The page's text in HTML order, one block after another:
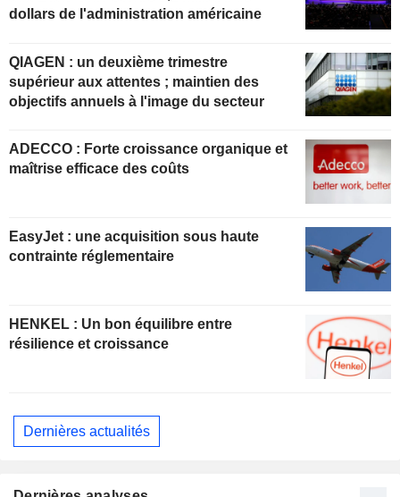
dollars de l'administration américaine
QIAGEN : un deuxième trimestre
supérieur aux attentes ; maintien des
objectifs annuels à l'image du secteur
ADECCO : Forte croissance organique et
maîtrise efficace des coûts
EasyJet : une acquisition sous haute
contrainte réglementaire
HENKEL : Un bon équilibre entre
résilience et croissance
Dernières actualités